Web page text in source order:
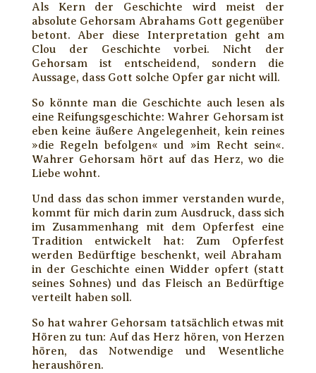
Als Kern der Geschichte wird meist der
absolute Gehorsam Abrahams Gott gegenüber
betont. Aber diese Interpretation geht am
Clou der Geschichte vorbei. Nicht der
Gehorsam ist entscheidend, sondern die
Aussage, dass Gott solche Opfer gar nicht will.
So könnte man die Geschichte auch lesen als
eine Reifungsgeschichte: Wahrer Gehorsam ist
eben keine äußere Angelegenheit, kein reines
»die Regeln befolgen« und »im Recht sein«.
Wahrer Gehorsam hört auf das Herz, wo die
Liebe wohnt.
Und dass das schon immer verstanden wurde,
kommt für mich darin zum Ausdruck, dass sich
im Zusammenhang mit dem Opferfest eine
Tradition entwickelt hat: Zum Opferfest
werden Bedürftige beschenkt, weil Abraham
in der Geschichte einen Widder opfert (statt
seines Sohnes) und das Fleisch an Bedürftige
verteilt haben soll.
So hat wahrer Gehorsam tatsächlich etwas mit
Hören zu tun: Auf das Herz hören, von Herzen
hören, das Notwendige und Wesentliche
heraushören.